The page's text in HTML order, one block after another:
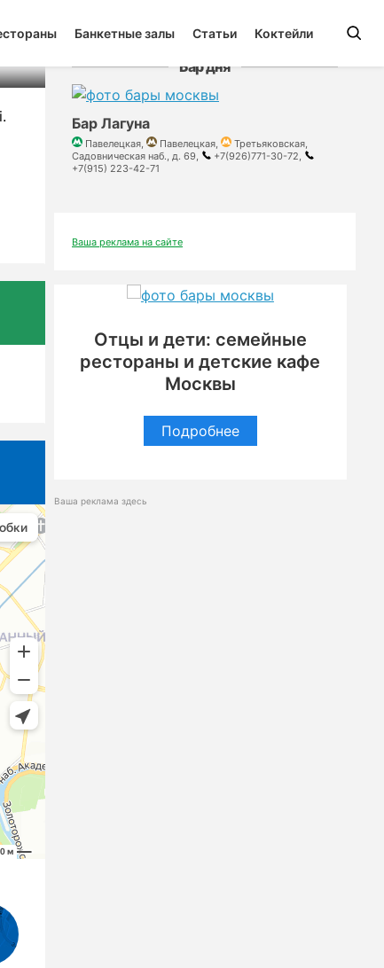
Банкетные залы Статьи Коктейли
Бар дня
Бар Лагуна
Павелецкая, Павелецкая,
Третьяковская,
Садовническая наб., д. 69,
+7(926)771-30-72,
+7(915) 223-42-71
Ваша реклама на сайте
Отцы и дети: семейные
рестораны и детские кафе
Москвы
Подробнее
Ваша реклама здесь